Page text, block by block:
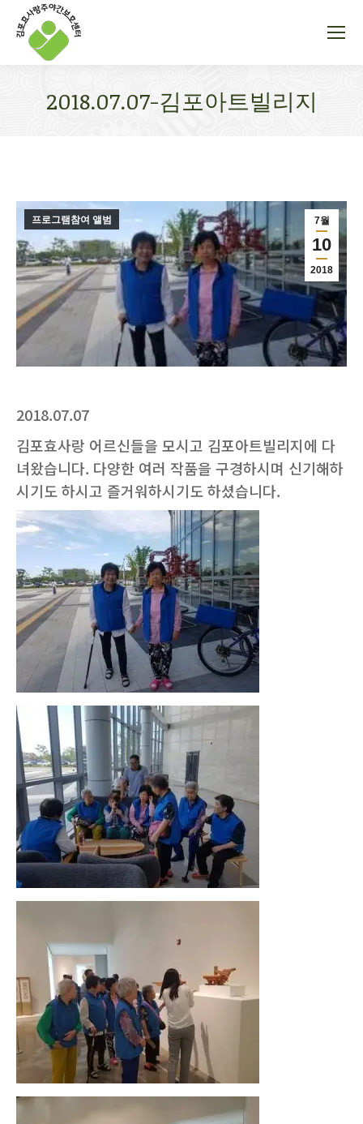
2018.07.07-김포아트빌리지
7월
10
2018
프로그램참여 앨범
2018.07.07
김포효사랑 어르신들을 모시고 김포아트빌리지에 다
녀왔습니다. 다양한 여러 작품을 구경하시며 신기해하
시기도 하시고 즐거워하시기도 하셨습니다.